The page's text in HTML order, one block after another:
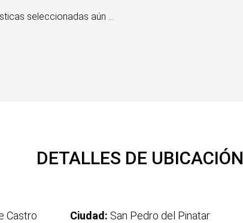
seleccionadas aún ...
DETALLES DE UBICACIÓN
Castro Ciudad: San Pedro del Pinatar